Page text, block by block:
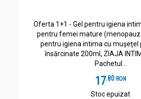
Oferta 1+1 - Gel pentru igiena
pentru femei mature
pentru igiena intima cu
însărcinate 200ml, ZIAJA
Pachetul...
17.8 RON
Stoc epuizat